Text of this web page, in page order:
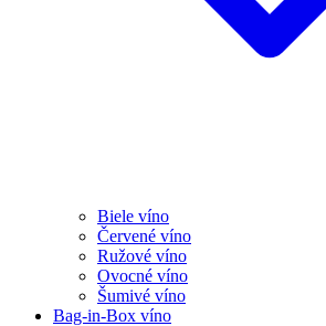
Biele víno
Červené víno
Ružové víno
Ovocné víno
Šumivé víno
Bag-in-Box víno